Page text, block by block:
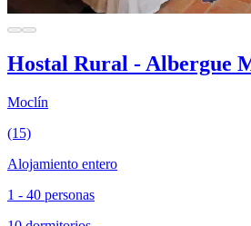
Hostal Rural - Albergue
Moclín
(15)
Alojamiento entero
1 - 40 personas